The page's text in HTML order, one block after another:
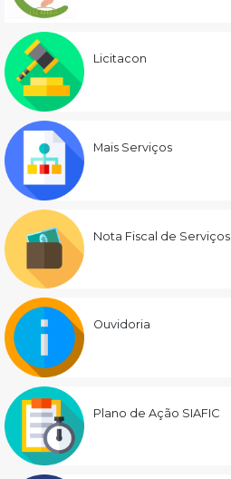
Licitacon
Mais Serviços
Nota Fiscal de Serviços
Ouvidoria
Plano de Ação SIAFIC